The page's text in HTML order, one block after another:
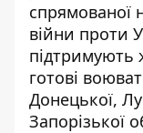
спрямованої
війни проти
підтримують
готові
Донецької,
Запорізької